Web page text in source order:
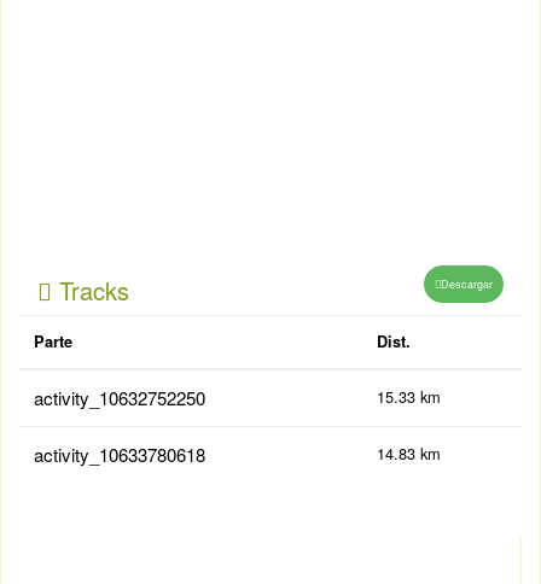
Tracks Descargar
Parte Dist.
activity_10632752250 15.33 km
activity_10633780618 14.83 km